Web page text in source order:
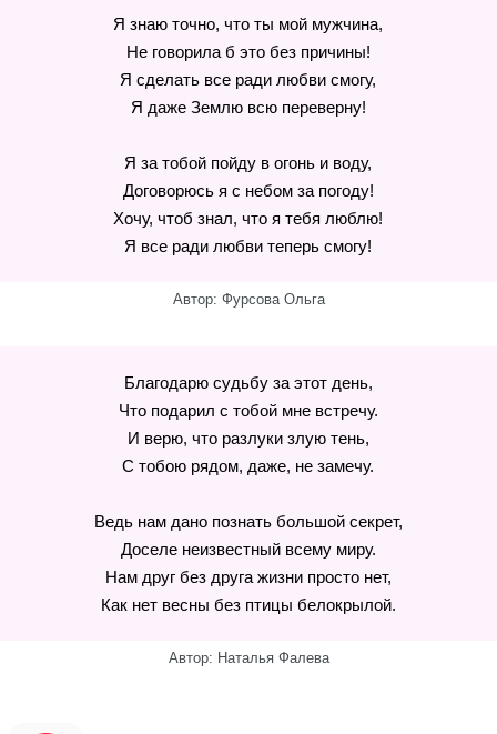
Я знаю точно, что ты мой мужчина,
Не говорила б это без причины!
Я сделать все ради любви смогу,
Я даже Землю всю переверну!
Я за тобой пойду в огонь и воду,
Договорюсь я с небом за погоду!
Хочу, чтоб знал, что я тебя люблю!
Я все ради любви теперь смогу!
Автор: Фурсова Ольга
Благодарю судьбу за этот день,
Что подарил с тобой мне встречу.
И верю, что разлуки злую тень,
С тобою рядом, даже, не замечу.
Ведь нам дано познать большой секрет,
Доселе неизвестный всему миру.
Нам друг без друга жизни просто нет,
Как нет весны без птицы белокрылой.
Автор: Наталья Фалева